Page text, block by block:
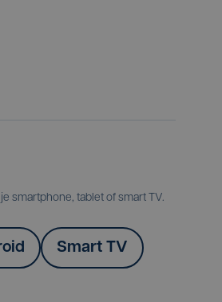
smartphone, tablet of smart TV.
Smart TV